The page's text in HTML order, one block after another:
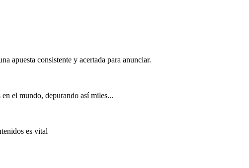
apuesta consistente y acertada para anunciar.
el mundo, depurando así miles...
es vital